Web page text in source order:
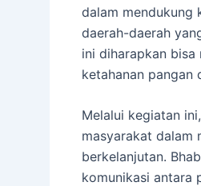
dalam mendukung
daerah-daerah
ini diharapkan
ketahanan pangan
Melalui kegiatan
masyarakat dalam
berkelanjutan.
komunikasi antara